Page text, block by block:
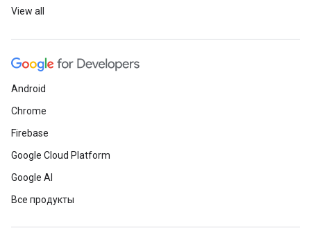
View all
Android
Chrome
Firebase
Google Cloud Platform
Google AI
Все продукты